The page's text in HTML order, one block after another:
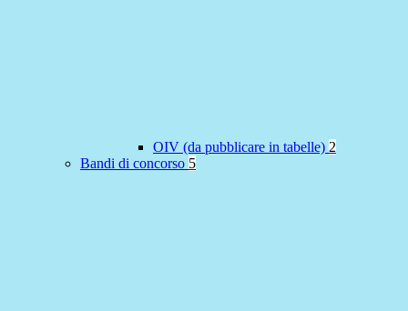
OIV (da pubblicare in tabelle) 2
Bandi di concorso 5